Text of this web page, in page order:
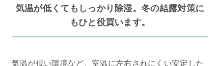
気温が低くてもしっかり除湿。冬の結露対策に
もひと役買います。
気温が低い環境など、室温に左右されにくい安定した